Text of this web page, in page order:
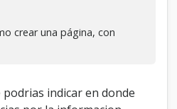
crear una página, con
indicar en donde